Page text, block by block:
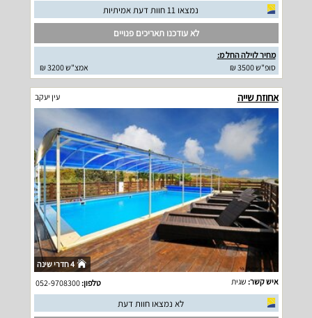
נמצאו 11 חוות דעת אמיתיות
לא עודכנו תאריכים פנויים
מחיר לוילה החל מ:
סופ"ש 3500 ₪
אמצ"ש 3200 ₪
אחוזת שייה עין יעקב
4 חדרי שינה
איש קשר: שגית טלפון:052-9708300
לא נמצאו חוות דעת